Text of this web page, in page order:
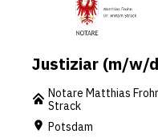
Justiziar (m/w/
Notare Matthias
Strack
Potsdam